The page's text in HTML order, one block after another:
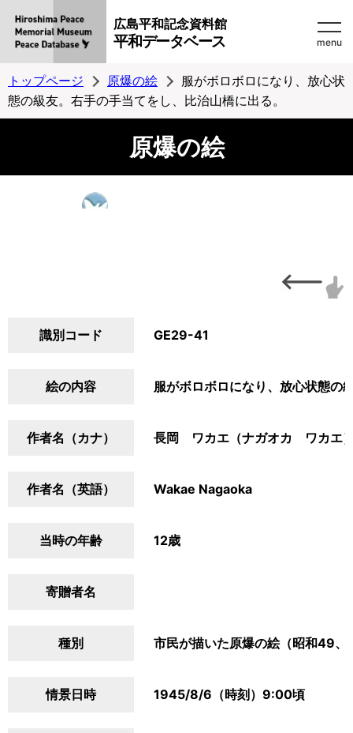
広島平和記念資料館
平和データベース menu
トップページ 原爆の絵
服がボロボロになり、放心状
態の級友。右手の手当てをし、比治山橋に出る。
原爆の絵
識別コード GE29-41
絵の内容 服がボロボロになり、放心状態の
作者名（カナ） 長岡 ワカエ（ナガオカ ワカエ
作者名（英語） Wakae Nagaoka
当時の年齢 12歳
寄贈者名
種別 市民が描いた原爆の絵（昭和49、
情景日時 1945/8/6（時刻）9:00頃